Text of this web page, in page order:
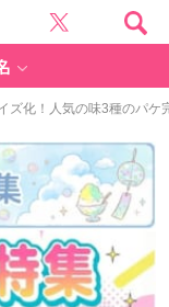
ズ化！人気の味3種のパケ